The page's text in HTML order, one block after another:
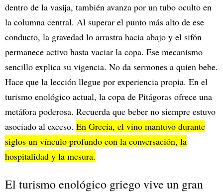
dentro de la vasija, también avanza por un tubo oculto en
la columna central. Al superar el punto más alto de ese
conducto, la gravedad lo arrastra hacia abajo y el sifón
permanece activo hasta vaciar la copa. Ese mecanismo
sencillo explica su vigencia. No da sermones a quien bebe.
Hace que la lección llegue por experiencia propia. En el
turismo enológico actual, la copa de Pitágoras ofrece una
metáfora poderosa. Recuerda que beber no siempre estuvo
asociado al exceso. En Grecia, el vino mantuvo durante
siglos un vínculo profundo con la conversación, la
hospitalidad y la mesura.
El turismo enológico griego vive un gran